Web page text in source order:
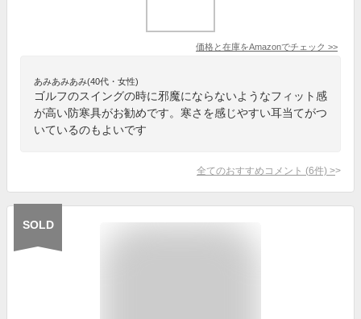
価格と在庫をAmazonでチェック >>
あみあみあみ(40代・女性)
ゴルフのスイングの時に邪魔にならないようなフィット感
が高い防寒具がお勧めです。寒さを感じやすい耳当てがつ
いているのもよいです
全てのおすすめコメント (6件) >
SOLD